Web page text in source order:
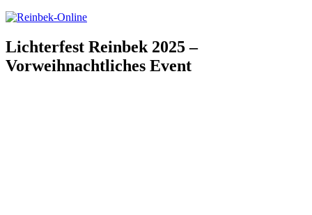
Lichterfest Reinbek 2025 –
Vorweihnachtliches Event